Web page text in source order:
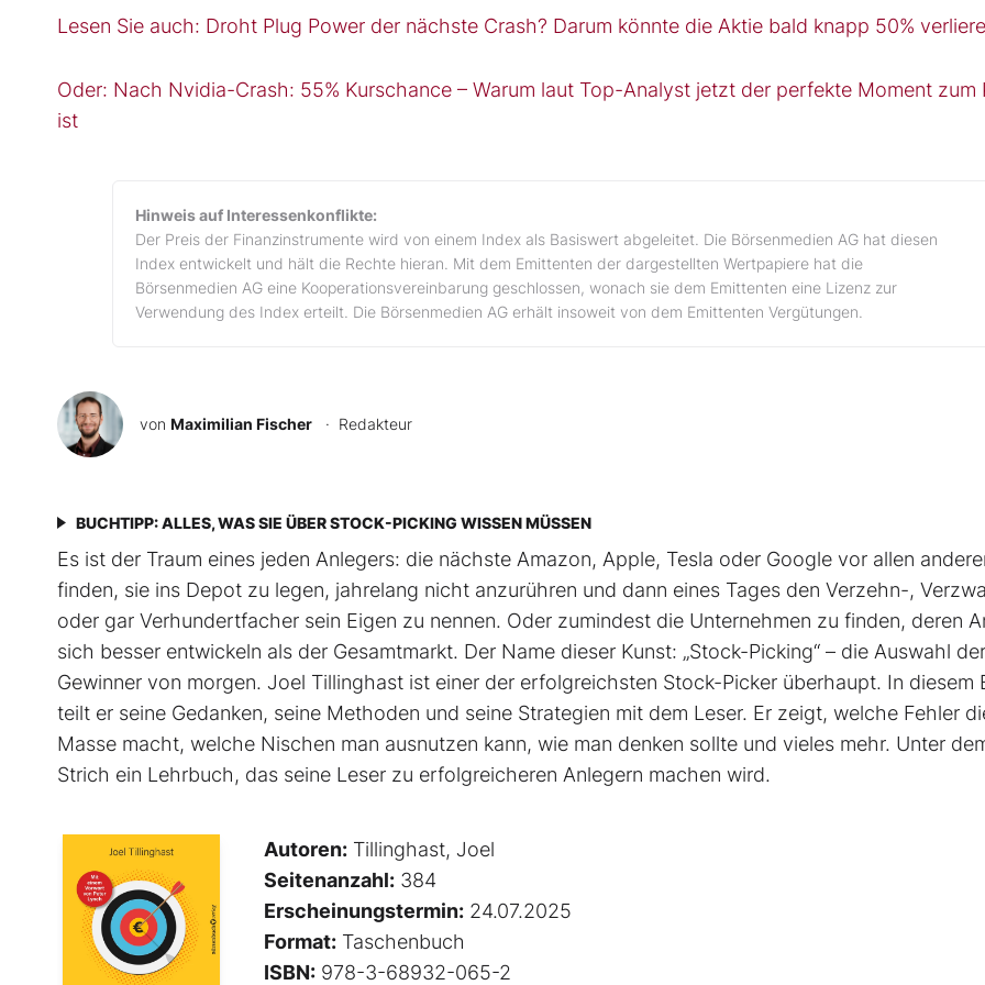
Lesen Sie auch: Droht Plug Power der nächste Crash? Darum könnte die Aktie bald knapp 50%
Oder: Nach Nvidia-Crash: 55% Kurschance – Warum laut Top-Analyst jetzt der perfekte Moment zum
ist
Hinweis auf Interessenkonflikte:
Der Preis der Finanzinstrumente wird von einem Index als Basiswert abgeleitet. Die Börsenmedien AG hat diesen
Index entwickelt und hält die Rechte hieran. Mit dem Emittenten der dargestellten Wertpapiere hat die
Börsenmedien AG eine Kooperationsvereinbarung geschlossen, wonach sie dem Emittenten eine Lizenz zur
Verwendung des Index erteilt. Die Börsenmedien AG erhält insoweit von dem Emittenten Vergütungen.
von Maximilian Fischer · Redakteur
BUCHTIPP: ALLES, WAS SIE ÜBER STOCK-PICKING WISSEN MÜSSEN
Es ist der Traum eines jeden Anlegers: die nächste Amazon, Apple, Tesla oder Google vor allen
finden, sie ins Depot zu legen, jahrelang nicht anzurühren und dann eines Tages den Verzehn-,
oder gar Verhundertfacher sein Eigen zu nennen. Oder zumindest die Unternehmen zu finden, deren
sich besser entwickeln als der Gesamtmarkt. Der Name dieser Kunst: „Stock-Picking“ – die Auswahl der
Gewinner von morgen. Joel Tillinghast ist einer der erfolgreichsten Stock-Picker überhaupt. In diesem
teilt er seine Gedanken, seine Methoden und seine Strategien mit dem Leser. Er zeigt, welche Fehler
Masse macht, welche Nischen man ausnutzen kann, wie man denken sollte und vieles mehr. Unter
Strich ein Lehrbuch, das seine Leser zu erfolgreicheren Anlegern machen wird.
Autoren: Tillinghast, Joel
Seitenanzahl: 384
Erscheinungstermin: 24.07.2025
Format: Taschenbuch
ISBN: 978-3-68932-065-2